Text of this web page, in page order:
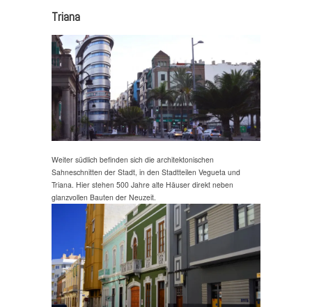
Triana
Weiter südlich befinden sich die architektonischen
Sahneschnitten der Stadt, in den Stadtteilen Vegueta und
Triana. Hier stehen 500 Jahre alte Häuser direkt neben
glanzvollen Bauten der Neuzeit.